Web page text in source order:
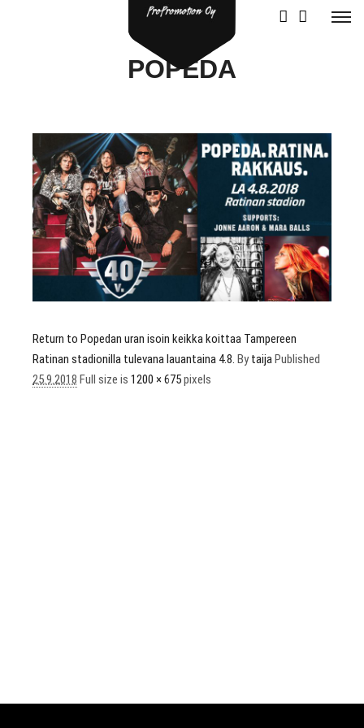
POPEDA
Return to Popedan uran isoin keikka koittaa Tampereen
Ratinan stadionilla tulevana lauantaina 4.8. BytaijaPublished
25.9.2018 Full size is 1200 × 675pixels